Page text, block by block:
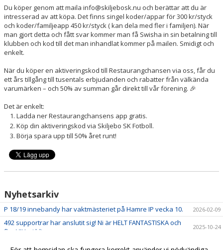
Du köper genom att maila info@skiljebosk.nu och berättar att du är
intresserad av att köpa. Det finns singel koder/appar för 300 kr/styck
och koder/familjeapp 450 kr/styck ( kan dela med fler i familjen). När
man gjort detta och fått svar kommer man få Swisha in sin betalning till
klubben och kod till det man inhandlat kommer på mailen. Smidigt och
enkelt.
När du köper en aktiveringskod till Restaurangchansen via oss, får du
ett års tillgång till tusentals erbjudanden och rabatter från välkända
varumärken – och 50% av summan går direkt till vår förening. 🎉
Det är enkelt:
Ladda ner Restaurangchansens app gratis.
Köp din aktiveringskod via Skiljebo SK Fotboll.
Börja spara upp till 50% året runt!
Nyhetsarkiv
P 18/19 innebandy har vaktmästeriet på Hamre IP vecka 10. 2026-02-09
492 supportrar har anslutit sig! Ni är HELT FANTASTISKA och
fler VILL vi bli...
2025-10-24
2025-10-03